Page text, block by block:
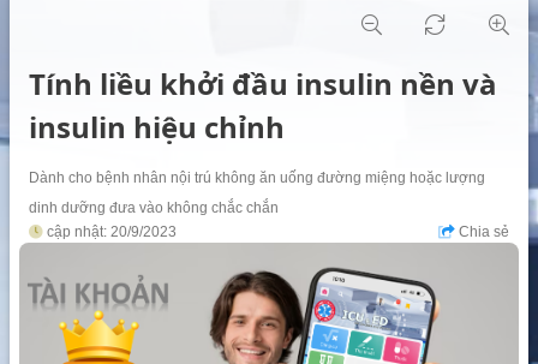
Tính liều khởi đầu insulin nền và
insulin hiệu chỉnh
Dành cho bệnh nhân nội trú không ăn uống đường miệng hoặc lượng
dinh dưỡng đưa vào không chắc chắn
cập nhật: 20/9/2023
Chia sẻ